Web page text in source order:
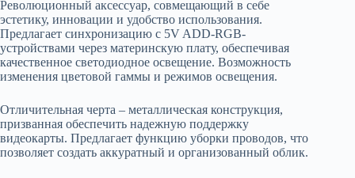
Революционный аксессуар, совмещающий в себе
эстетику, инновации и удобство использования.
Предлагает синхронизацию с 5V ADD-RGB-
устройствами через материнскую плату, обеспечивая
качественное светодиодное освещение. Возможность
изменения цветовой гаммы и режимов освещения.
Отличительная черта – металлическая конструкция,
призванная обеспечить надежную поддержку
видеокарты. Предлагает функцию уборки проводов, что
позволяет создать аккуратный и организованный облик.